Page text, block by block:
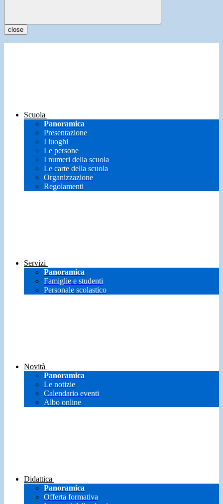
close
Scuola
Panoramica
Presentazione
I luoghi
Le persone
I numeri della scuola
Le carte della scuola
Organizzazione
Regolamenti
Servizi
Panoramica
Famiglie e studenti
Personale scolastico
Novità
Panoramica
Le notizie
Calendario eventi
Albo online
Didattica
Panoramica
Offerta formativa